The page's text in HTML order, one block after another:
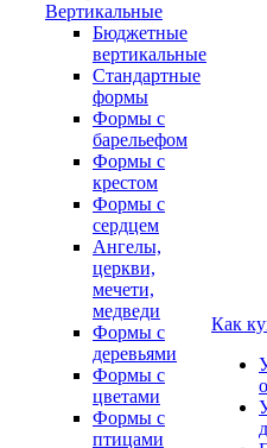
Вертикальные
Бюджетные
вертикальные
Стандартные
формы
Формы с
барельефом
Формы с
крестом
Формы с
сердцем
Ангелы,
церкви,
мечети,
медведи
Формы с
деревьями
Формы с
цветами
Формы с
птицами
Как